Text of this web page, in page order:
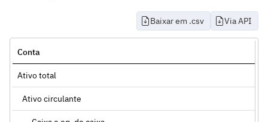
Baixar em .csv Via API
Conta
Ativo total
Ativo circulante